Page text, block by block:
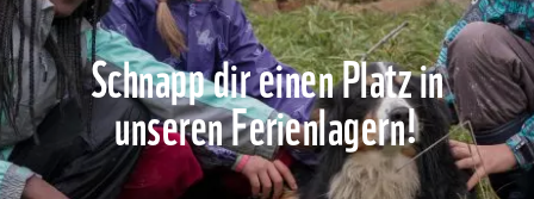
Schnapp dir einen Platz in
unseren Ferienlagern!